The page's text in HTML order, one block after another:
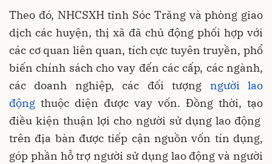
Theo đó, NHCSXH tỉnh Sóc Trăng và phòng giao
dịch các huyện, thị xã đã chủ động phối hợp với
các cơ quan liên quan, tích cực tuyên truyền, phổ
biến chính sách cho vay đến các cấp, các ngành,
các doanh nghiệp, các đối tượng người lao
động thuộc diện được vay vốn. Đồng thời, tạo
điều kiện thuận lợi cho người sử dụng lao động
trên địa bàn được tiếp cận nguồn vốn tín dụng,
góp phần hỗ trợ người sử dụng lao động và người